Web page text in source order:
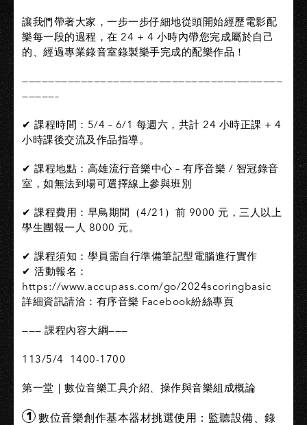
讓我們帶著大家，一步一步仔細地從頭開始經歷電影配
樂每一段的過程，在 24 + 4 小時內帶您完成屬於自己
的、經過專業錄音室錄製樂手完成的配樂作品！
————————————————————————————————————————
—————–
✔︎ 課程時間：5/4 – 6/1 每週六，共計 24 小時正課 + 4
小時課後交流及作品指導。
✔︎ 課程地點：高雄流行音樂中心 – 有序音樂 / 智冠錄音
室，如無法到場可選擇線上參與班別
✔︎ 課程費用：早鳥期間（4/21）前 9000 元，三人以上
學生團報一人 8000 元。
✔︎ 課程須知：學員需自行準備筆記型電腦進行實作
✔︎ 活動報名：
https://www.accupass.com/go/2024scoringbasic
詳細資訊請洽：有序音樂 Facebook紛絲專頁
——— 課程內容大綱———
113/5/4 1400-1700
第一堂｜數位音樂工具介紹、操作與音樂組成概論
數位音樂創作基本器材挑選使用：監聽設備、錄